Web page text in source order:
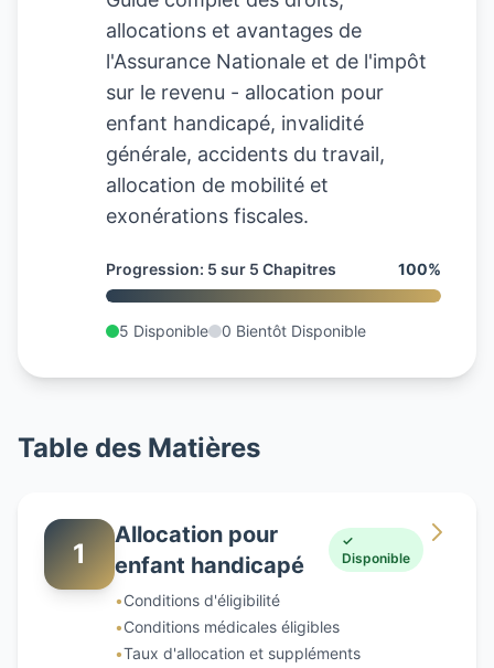
allocations et avantages de
l'Assurance Nationale et de l'impôt
sur le revenu - allocation pour
enfant handicapé, invalidité
générale, accidents du travail,
allocation de mobilité et
exonérations fiscales.
Progression: 5 sur 5 Chapitres 100%
5 Disponible 0 Bientôt Disponible
Table des Matières
1
Allocation pour
enfant handicapé
✓
Disponible
•Conditions d'éligibilité
•Conditions médicales éligibles
•Taux d'allocation et suppléments